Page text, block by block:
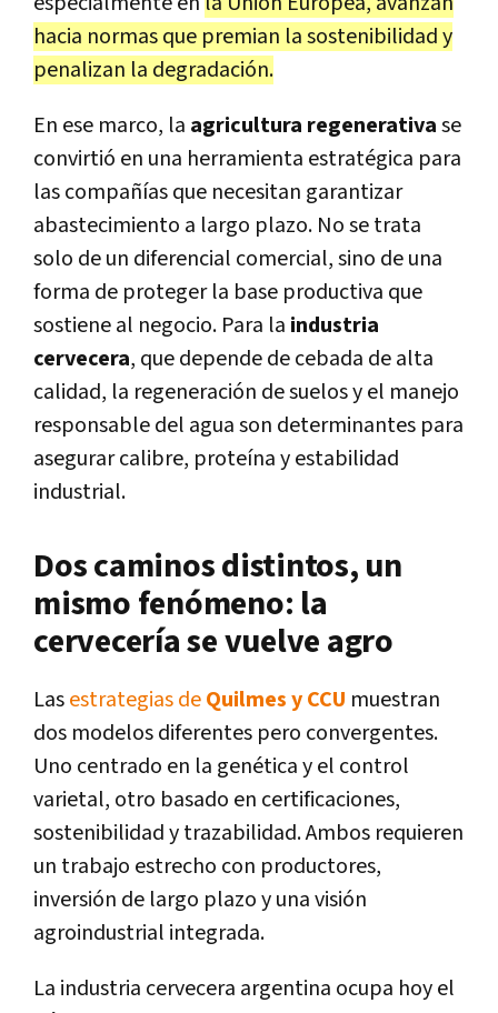
hacia normas que premian la sostenibilidad y
penalizan la degradación.
En ese marco, la agricultura regenerativase
convirtió en una herramienta estratégica para
las compañías que necesitan garantizar
abastecimiento a largo plazo. No se trata
solo de un diferencial comercial, sino de una
forma de proteger la base productiva que
sostiene al negocio. Para la industria
cervecera, que depende de cebada de alta
calidad, la regeneración de suelos y el manejo
responsable del agua son determinantes para
asegurar calibre, proteína y estabilidad
industrial.
Dos caminos distintos, un
mismo fenómeno: la
cervecería se vuelve agro
Lasestrategias deQuilmes y CCU muestran
dos modelos diferentes pero convergentes.
Uno centrado en la genética y el control
varietal, otro basado en certificaciones,
sostenibilidad y trazabilidad. Ambos requieren
un trabajo estrecho con productores,
inversión de largo plazo y una visión
agroindustrial integrada.
La industria cervecera argentina ocupa hoy el